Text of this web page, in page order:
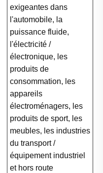
exigeantes dans
l'automobile, la
puissance fluide,
l'électricité /
électronique, les
produits de
consommation, les
appareils
électroménagers, les
produits de sport, les
meubles, les industries
du transport /
équipement industriel
et hors route